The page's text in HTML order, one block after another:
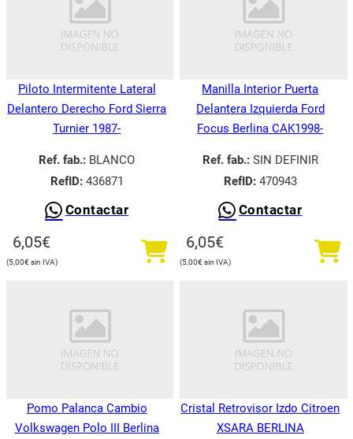
Piloto Intermitente Lateral
Delantero Derecho Ford Sierra
Turnier 1987-
Ref. fab.: BLANCO
RefID:436871
Contactar
6,05€
5,00€
Manilla Interior Puerta
Delantera Izquierda Ford
Focus Berlina CAK1998-
Ref. fab.:SIN DEFINIR
RefID:470943
Contactar
6,05€
5,00€
Pomo Palanca Cambio
Volkswagen Polo III Berlina
Cristal Retrovisor Izdo Citroen
XSARA BERLINA